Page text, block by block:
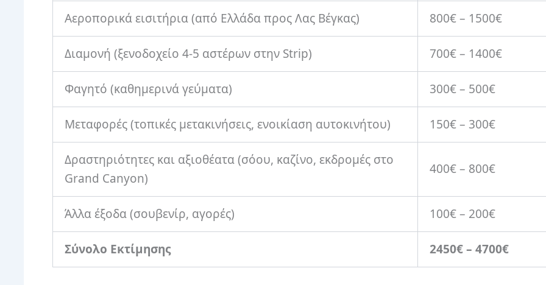
Αεροπορικά εισιτήρια (από Ελλάδα προς Λας Βέγκας) 800€ – 1500€
Διαμονή (ξενοδοχείο 4-5 αστέρων στην Strip) 700€ – 1400€
Φαγητό (καθημερινά γεύματα) 300€ – 500€
Μεταφορές (τοπικές μετακινήσεις, ενοικίαση αυτοκινήτου) 150€ – 300€
Δραστηριότητες και αξιοθέατα (σόου, καζίνο, εκδρομές στο
Grand Canyon)
400€ – 800€
Άλλα έξοδα (σουβενίρ, αγορές) 100€ – 200€
Σύνολο Εκτίμησης 2450€ – 4700€